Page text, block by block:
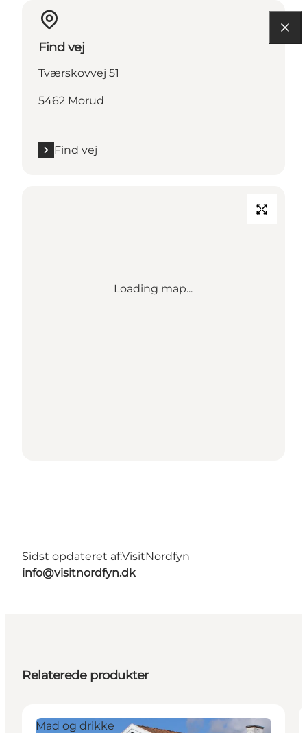
Find vej
Tværskovvej 51
5462 Morud
Find vej
Loading map...
Sidst opdateret af:VisitNordfyn
info@visitnordfyn.dk
Relaterede produkter
Mad og drikke